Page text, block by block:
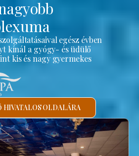
egész évben
kínál a gyógy- és üdülő
kis és nagy gyermekes
HIVATALOS OLDALÁRA